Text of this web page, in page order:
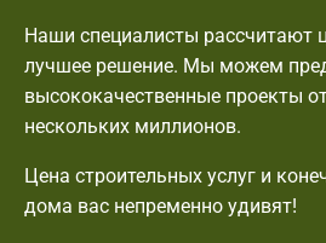
Наши специалисты рассчитают
лучшее решение. Мы можем
высококачественные проекты
нескольких миллионов.
Цена строительных услуг и
дома вас непременно удивят!